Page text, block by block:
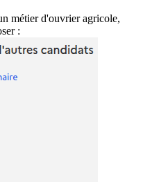
métier d'ouvrier agricole,
: